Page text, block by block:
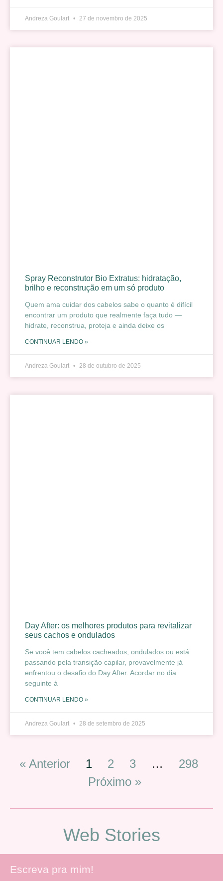
Andreza Goulart 27 de novembro de 2025
Spray Reconstrutor Bio Extratus: hidratação,
brilho e reconstrução em um só produto
Quem ama cuidar dos cabelos sabe o quanto é difícil
encontrar um produto que realmente faça tudo —
hidrate, reconstrua, proteja e ainda deixe os
CONTINUAR LENDO »
Andreza Goulart 28 de outubro de 2025
Day After: os melhores produtos para revitalizar
seus cachos e ondulados
Se você tem cabelos cacheados, ondulados ou está
passando pela transição capilar, provavelmente já
enfrentou o desafio do Day After. Acordar no dia
seguinte à
CONTINUAR LENDO »
Andreza Goulart 28 de setembro de 2025
« Anterior 1 2 3 …
298
Próximo »
Web Stories
Escreva pra mim!